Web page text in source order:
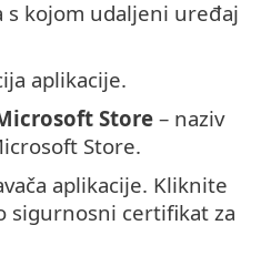
s kojom udaljeni uređaj
aplikacije.
Store – naziv
Store.
aplikacije. Kliknite
sigurnosni certifikat za